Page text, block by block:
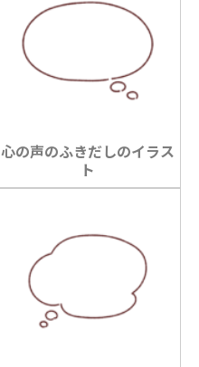
心の声のふきだしのイラス
ト